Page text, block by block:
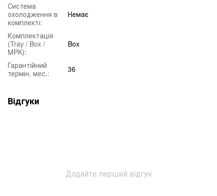
Система
охолодження в
комплекті:
Немає
Комплектація
(Tray / Box /
MPK):
Box
Гарантійний
термін, мес.:
36
Відгуки
Додайте перший відгук